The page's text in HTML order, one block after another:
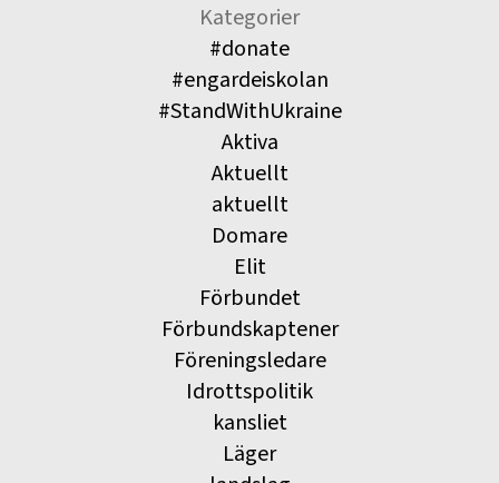
Kategorier
#donate
#engardeiskolan
#StandWithUkraine
Aktiva
Aktuellt
aktuellt
Domare
Elit
Förbundet
Förbundskaptener
Föreningsledare
Idrottspolitik
kansliet
Läger